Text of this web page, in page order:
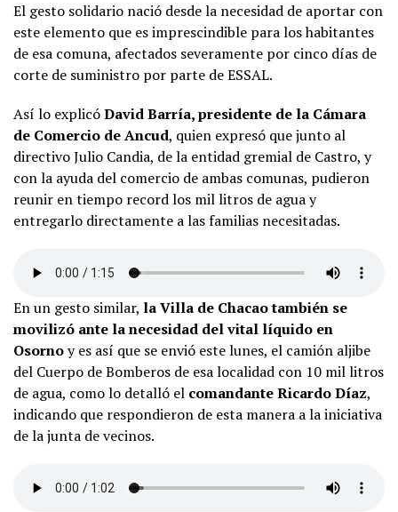
El gesto solidario nació desde la necesidad de aportar con
este elemento que es imprescindible para los habitantes
de esa comuna, afectados severamente por cinco días de
corte de suministro por parte de ESSAL.
Así lo explicóDavid Barría, presidente de la Cámara
de Comercio de Ancud, quien expresó que junto al
directivo Julio Candia, de la entidad gremial de Castro, y
con la ayuda del comercio de ambas comunas, pudieron
reunir en tiempo record los mil litros de agua y
entregarlo directamente a las familias necesitadas.
En un gesto similar, la Villa de Chacao también se
movilizó ante la necesidad del vital líquido en
Osornoy es así que se envió este lunes, el camión aljibe
del Cuerpo de Bomberos de esa localidad con 10 mil litros
de agua, como lo detalló el comandante Ricardo Díaz,
indicando que respondieron de esta manera a la iniciativa
de la junta de vecinos.